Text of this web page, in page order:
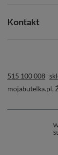
Kontakt
515 100 008
mojabutelka.pl,